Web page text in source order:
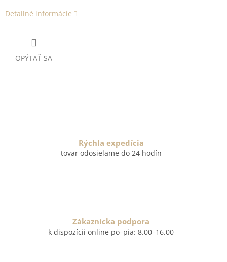
Detailné informácie
OPÝTAŤ SA
Rýchla expedícia
tovar odosielame do 24 hodín
Zákaznícka podpora
k dispozícii online po–pia: 8.00–16.00